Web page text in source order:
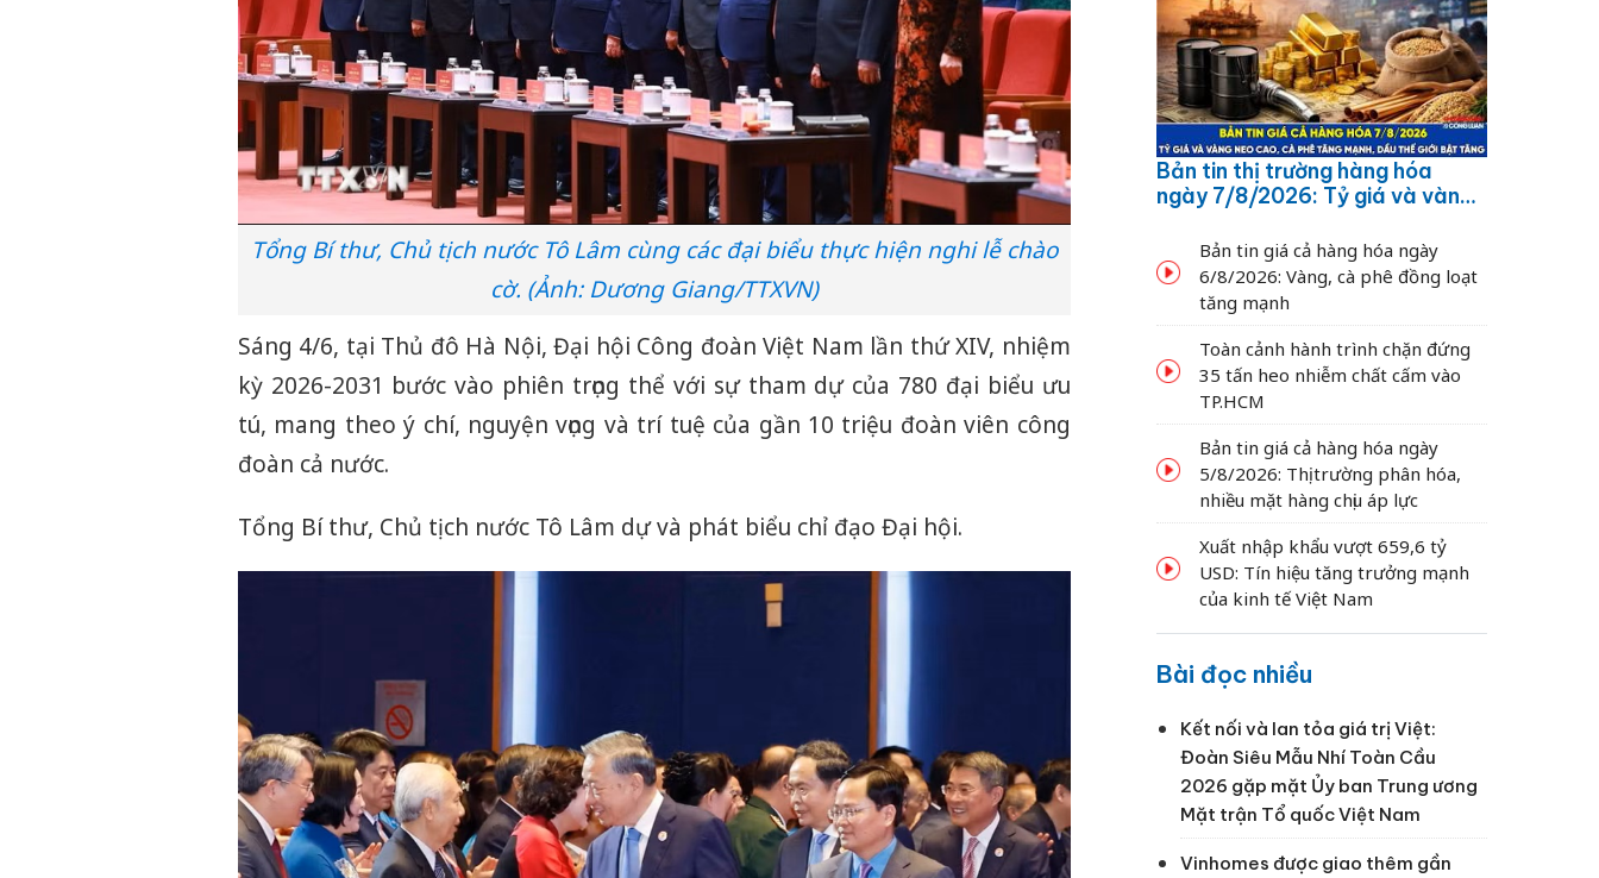
Tổng Bí thư, Chủ tịch nước Tô Lâm cùng các đại biểu thực hiện nghi lễ chào
cờ. (Ảnh: Dương Giang/TTXVN)
Sáng 4/6, tại Thủ đô Hà Nội, Đại hội Công đoàn Việt Nam lần thứ XIV, nhiệm
kỳ 2026-2031 bước vào phiên trọng thể với sự tham dự của 780 đại biểu ưu
tú, mang theo ý chí, nguyện vọng và trí tuệ của gần 10 triệu đoàn viên công
đoàn cả nước.
Tổng Bí thư, Chủ tịch nước Tô Lâm dự và phát biểu chỉ đạo Đại hội.
Bản tin thị trường hàng hóa
ngày 7/8/2026: Tỷ giá và vàng
dầu thế giới bật tăng
Bản tin giá cả hàng hóa ngày
6/8/2026: Vàng, cà phê đồng loạt
tăng mạnh
Toàn cảnh hành trình chặn đứng
35 tấn heo nhiễm chất cấm vào
TP.HCM
Bản tin giá cả hàng hóa ngày
5/8/2026: Thị trường phân hóa,
nhiều mặt hàng chịu áp lực
Xuất nhập khẩu vượt 659,6 tỷ
USD: Tín hiệu tăng trưởng mạnh
của kinh tế Việt Nam
Bài đọc nhiều
Kết nối và lan tỏa giá trị Việt:
Đoàn Siêu Mẫu Nhí Toàn Cầu
2026 gặp mặt Ủy ban Trung ương
Mặt trận Tổ quốc Việt Nam
Vinhomes được giao thêm gần